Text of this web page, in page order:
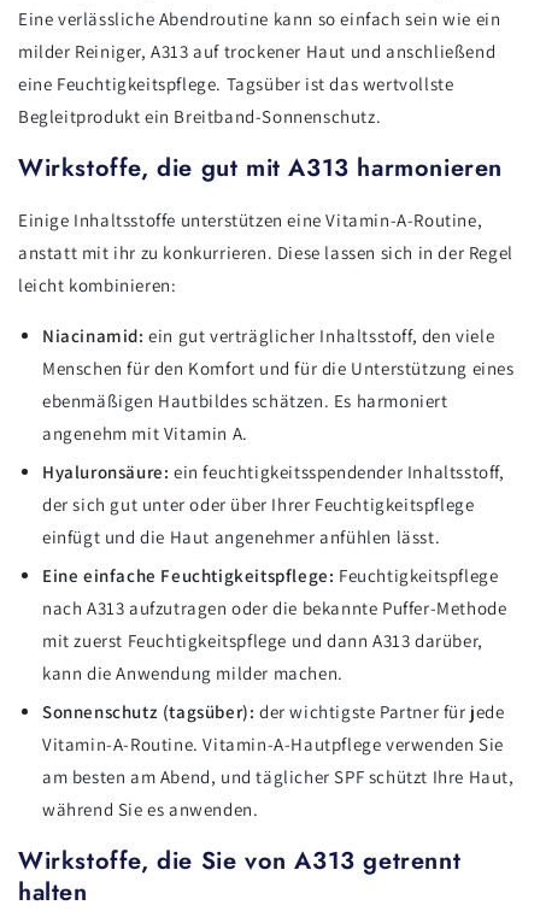
Eine verlässliche Abendroutine kann so einfach sein wie ein
milder Reiniger, A313 auf trockener Haut und anschließend
eine Feuchtigkeitspflege. Tagsüber ist das wertvollste
Begleitprodukt ein Breitband-Sonnenschutz.
Wirkstoffe, die gut mit A313 harmonieren
Einige Inhaltsstoffe unterstützen eine Vitamin-A-Routine,
anstatt mit ihr zu konkurrieren. Diese lassen sich in der Regel
leicht kombinieren:
Niacinamid: ein gut verträglicher Inhaltsstoff, den viele
Menschen für den Komfort und für die Unterstützung eines
ebenmäßigen Hautbildes schätzen. Es harmoniert
angenehm mit Vitamin A.
Hyaluronsäure: ein feuchtigkeitsspendender Inhaltsstoff,
der sich gut unter oder über Ihrer Feuchtigkeitspflege
einfügt und die Haut angenehmer anfühlen lässt.
Eine einfache Feuchtigkeitspflege: Feuchtigkeitspflege
nach A313 aufzutragen oder die bekannte Puffer-Methode
mit zuerst Feuchtigkeitspflege und dann A313 darüber,
kann die Anwendung milder machen.
Sonnenschutz (tagsüber): der wichtigste Partner für jede
Vitamin-A-Routine. Vitamin-A-Hautpflege verwenden Sie
am besten am Abend, und täglicher SPF schützt Ihre Haut,
während Sie es anwenden.
Wirkstoffe, die Sie von A313 getrennt
halten